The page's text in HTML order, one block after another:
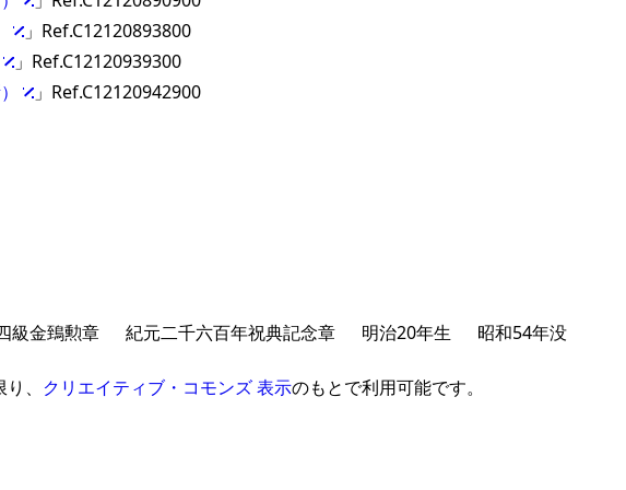
」Ref.C12120893800
」Ref.C12120939300
」Ref.C12120942900
級金鵄勲章 紀元二千六百年祝典記念章 明治20年生
昭和54年没
、 クリエイティブ・コモンズ 表示のもとで利用可能です。